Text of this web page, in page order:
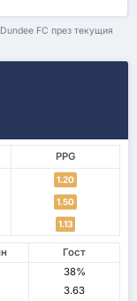
FC през текущия
PPG
1.20
1.50
1.13
Гост
38%
3.63